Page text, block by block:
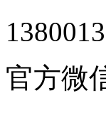
官方微